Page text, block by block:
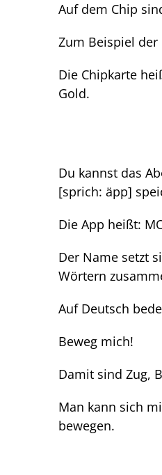
Auf dem Chip
Zum Beispiel
Die Chipkarte
Gold.
Du kannst das
[sprich: äpp]
Die App heißt:
Der Name setzt
Wörtern
Auf Deutsch
Beweg mich!
Damit sind Zug,
Man kann sich
bewegen.